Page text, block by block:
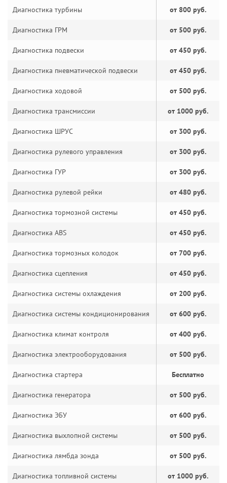
Диагностика турбины от 800 руб.
Диагностика ГРМ от 500 руб.
Диагностика подвески от 450 руб.
Диагностика пневматической подвески от 450 руб.
Диагностика ходовой от 500 руб.
Диагностика трансмиссии от 1000 руб.
Диагностика ШРУС от 300 руб.
Диагностика рулевого управления от 300 руб.
Диагностика ГУР от 300 руб.
Диагностика рулевой рейки от 480 руб.
Диагностика тормозной системы от 450 руб.
Диагностика ABS от 450 руб.
Диагностика тормозных колодок от 700 руб.
Диагностика сцепления от 450 руб.
Диагностика системы охлаждения от 200 руб.
Диагностика системы кондиционирования от 600 руб.
Диагностика климат контроля от 400 руб.
Диагностика электрооборудования от 500 руб.
Диагностика стартера Бесплатно
Диагностика генератора от 500 руб.
Диагностика ЭБУ от 600 руб.
Диагностика выхлопной системы от 500 руб.
Диагностика лямбда зонда от 500 руб.
Диагностика топливной системы от 1000 руб.